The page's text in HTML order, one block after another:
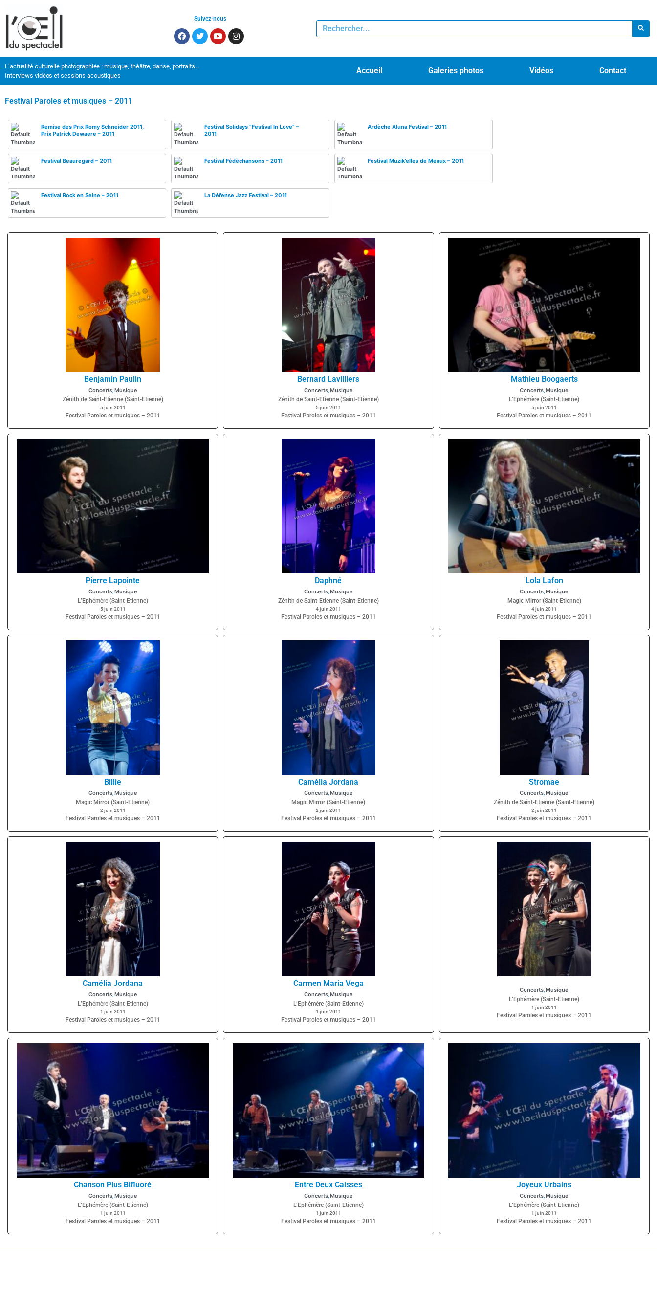
Suivez-nous
L’actualité culturelle photographiée : musique, théâtre, danse, portraits…
Interviews vidéos et sessions acoustiques
Accueil Galeries photos Vidéos Contact
Festival Paroles et musiques – 2011
Remise des Prix Romy Schneider 2011,
Prix Patrick Dewaere – 2011
Festival Solidays “Festival In Love” –
2011
Ardèche Aluna Festival – 2011
Festival Beauregard – 2011 Festival Fédèchansons – 2011 Festival Muzik’elles de Meaux – 2011
Festival Rock en Seine – 2011 La Défense Jazz Festival – 2011
Benjamin Paulin
Concerts,Musique
Zénith de Saint-Etienne (Saint-Etienne)
5 juin 2011
Festival Paroles et musiques – 2011
Bernard Lavilliers
Concerts,Musique
Zénith de Saint-Etienne (Saint-Etienne)
5 juin 2011
Festival Paroles et musiques – 2011
Mathieu Boogaerts
Concerts, Musique
L’Ephémère (Saint-Etienne)
5 juin 2011
Festival Paroles et musiques – 2011
Pierre Lapointe
Concerts,Musique
L’Ephémère (Saint-Etienne)
5 juin 2011
Festival Paroles et musiques – 2011
Daphné
Concerts,Musique
Zénith de Saint-Etienne (Saint-Etienne)
4 juin 2011
Festival Paroles et musiques – 2011
Lola Lafon
Concerts, Musique
Magic Mirror (Saint-Etienne)
4 juin 2011
Festival Paroles et musiques – 2011
Billie
Concerts,Musique
Magic Mirror (Saint-Etienne)
2 juin 2011
Festival Paroles et musiques – 2011
Camélia Jordana
Concerts,Musique
Magic Mirror (Saint-Etienne)
2 juin 2011
Festival Paroles et musiques – 2011
Stromae
Concerts, Musique
Zénith de Saint-Etienne (Saint-Etienne)
2 juin 2011
Festival Paroles et musiques – 2011
Camélia Jordana
Concerts,Musique
L’Ephémère (Saint-Etienne)
1 juin 2011
Festival Paroles et musiques – 2011
Carmen Maria Vega
Concerts,Musique
L’Ephémère (Saint-Etienne)
1 juin 2011
Festival Paroles et musiques – 2011
Concerts, Musique
L’Ephémère (Saint-Etienne)
1 juin 2011
Festival Paroles et musiques – 2011
Chanson Plus Bifluoré
Concerts,Musique
L’Ephémère (Saint-Etienne)
1 juin 2011
Festival Paroles et musiques – 2011
Entre Deux Caisses
Concerts,Musique
L’Ephémère (Saint-Etienne)
1 juin 2011
Festival Paroles et musiques – 2011
Joyeux Urbains
Concerts, Musique
L’Ephémère (Saint-Etienne)
1 juin 2011
Festival Paroles et musiques – 2011